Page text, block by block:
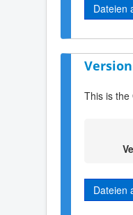
Dateien
Version
This is the
Dateien